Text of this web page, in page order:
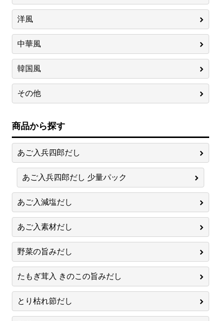
洋風
中華風
韓国風
その他
商品から探す
あご入兵四郎だし
あご入兵四郎だし 少量パック
あご入減塩だし
あご入素材だし
野菜の旨みだし
たもぎ茸入 きのこの旨みだし
とり枯れ節だし